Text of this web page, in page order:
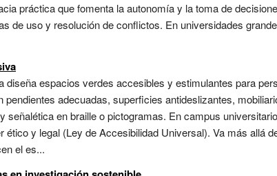
práctica que fomenta la autonomía y la toma de
de uso y resolución de conflictos. En universidades
diseña espacios verdes accesibles y estimulantes para
pendientes adecuadas, superficies antideslizantes,
señalética en braille o pictogramas. En campus
ético y legal (Ley de Accesibilidad Universal). Va más allá
el es...